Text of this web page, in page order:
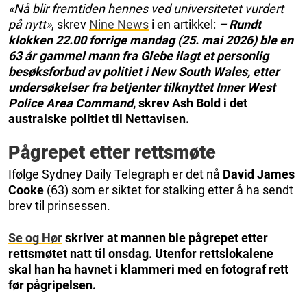
«Nå blir fremtiden hennes ved universitetet vurdert
på nytt», skrev Nine News i en artikkel: – Rundt
klokken 22.00 forrige mandag (25. mai 2026) ble en
63 år gammel mann fra Glebe ilagt et personlig
besøksforbud av politiet i New South Wales, etter
undersøkelser fra betjenter tilknyttet Inner West
Police Area Command, skrev Ash Bold i det
australske politiet til Nettavisen.
Pågrepet etter rettsmøte
Ifølge Sydney Daily Telegraph er det nå David James
Cooke (63) som er siktet for stalking etter å ha sendt
brev til prinsessen.
Se og Hørskriver at mannen ble pågrepet etter
rettsmøtet natt til onsdag. Utenfor rettslokalene
skal han ha havnet i klammeri med en fotograf rett
før pågripelsen.